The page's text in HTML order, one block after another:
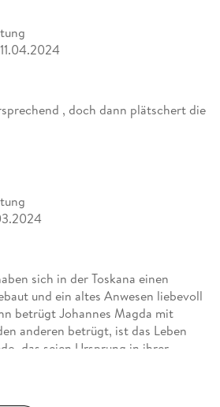
11.04.2024
, doch dann plätschert die
sich in der Toskana einen
und ein altes Anwesen liebevoll
betrügt Johannes Magda mit
anderen betrügt, ist das Leben
das seien Ursprung in ihrer